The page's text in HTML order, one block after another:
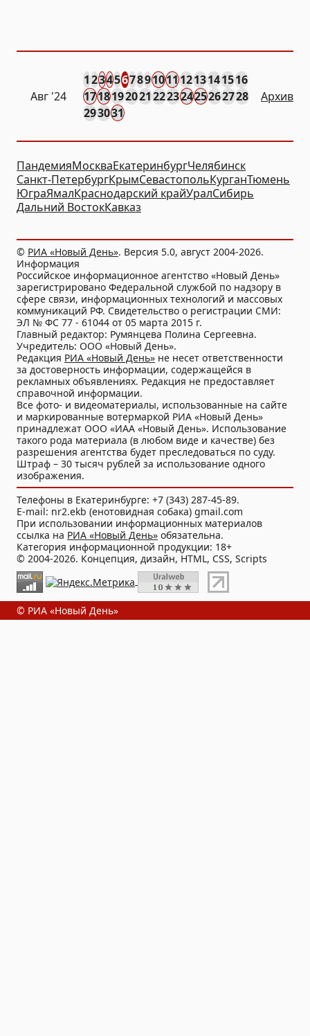
Авг '24
12345678910111213141516
171819202122232425262728
293031
Архив
ПандемияМоскваЕкатеринбургЧелябинск
Санкт-ПетербургКрымСевастопольКурганТюмень
ЮграЯмалКраснодарский крайУралСибирь
Дальний ВостокКавказ
© РИА «Новый День». Версия 5.0, август 2004-2026.
Информация
Российское информационное агентство «Новый День»
зарегистрировано Федеральной службой по надзору в
сфере связи, информационных технологий и массовых
коммуникаций РФ. Свидетельство о регистрации СМИ:
ЭЛ № ФС 77 - 61044 от 05 марта 2015 г.
Главный редактор: Румянцева Полина Сергеевна.
Учредитель: ООО «Новый День».
Редакция РИА «Новый День» не несет ответственности
за достоверность информации, содержащейся в
рекламных объявлениях. Редакция не предоставляет
справочной информации.
Все фото- и видеоматериалы, использованные на сайте
и маркированные вотермаркой РИА «Новый День»
принадлежат ООО «ИАА «Новый День». Использование
такого рода материала (в любом виде и качестве) без
разрешения агентства будет преследоваться по суду.
Штраф – 30 тысяч рублей за использование одного
изображения.
Телефоны в Екатеринбурге: +7 (343) 287-45-89.
E-mail: nr2.ekb (енотовидная собака) gmail.com
При использовании информационных материалов
ссылка на РИА «Новый День» обязательна.
Категория информационной продукции: 18+
© 2004-2026. Концепция, дизайн, HTML, CSS, Scripts
© РИА «Новый День»